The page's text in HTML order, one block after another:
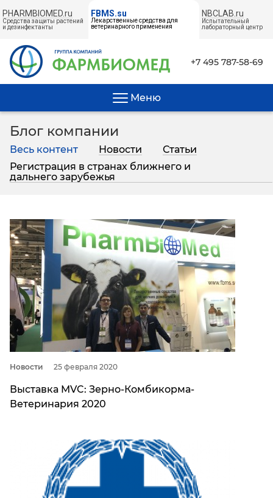
PHARMBIOMED.ru
Средства защиты растений
и дезинфектанты
FBMS.su
Лекарственные средства для
ветеринарного применения
NBCLAB.ru
Испытательный
лабораторный центр
← НА ГЛАВНУЮ
+7 495 787-58-69
Меню
Блог компании
Весь контент Новости
Статьи
Регистрация в странах ближнего и
дальнего зарубежья
Новости 25 февраля 2020
Выставка MVC: Зерно-Комбикорма-
Ветеринария 2020